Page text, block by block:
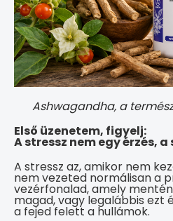
Ashwagandha, a
Első üzenetem, figyelj:
A stressz nem egy érzés,
A stressz az, amikor nem
nem vezeted normálisan a
vezérfonalad, amely
magad, vagy legalábbis ezt
a fejed felett a hullámok.